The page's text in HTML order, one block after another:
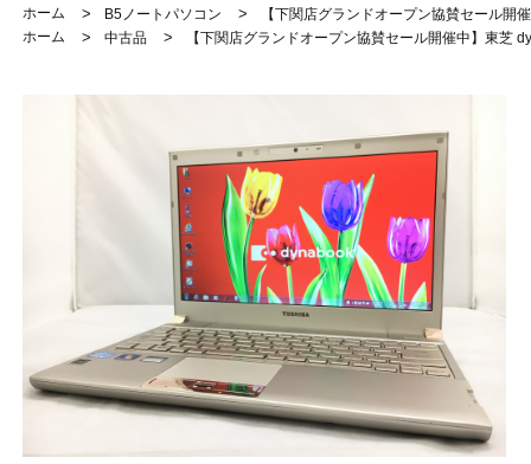
ホーム
> B5ノートパソコン >
【下関店グランドオープン協賛セール開
ホーム
> 中古品 > 【下関店グランドオープン協賛セール開催中】東芝